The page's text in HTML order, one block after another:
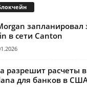
запланировал
в сети Canton
разрешит расчеты в
для банков в